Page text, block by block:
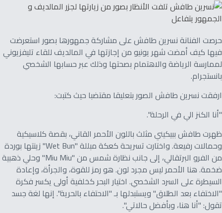
حرصت الفنانة نسرين طافش على مشاركة جمهورها بصور استعرضت
فيها كيف أمضت شهر يونيو من إجازتها في المالديف للقاء تليفزيوني
لممارسة الرياضة والاهتمام بصحتها وذلك عبر حسابها الشخصي
بانستجرام.
ارفقت نسرين طافش الصور بتعليقا مقتضبا حيث كتبت:
"أنا الكنز الي في الرحلة".
ظهرت طافش ببيكيني مثلث باللون الأحمر القاني، بقصة كلاسيكية
وحمالات رفيعة. واختارت تسريحة كعكة مبللة "Wet Bun" زينتها بوردة
من الفرو البرتقالي، إلى جانب نظارة شمس من "Miu Miu" وحلي ذهبية
ضخمة. هنا الأحمر ليس مجرد لون. هو رمز للقوة، والجرأة، وإعادة
السيطرة على السرد الشخصي. اختيار البحر كخلفية أولى يكسر فكرة
"الاختفاء بعد الطلاق" ويستبدلها بـ "الاحتفاء بالحرية". إنها لغة جسد
تقول: "أنا هنا، وبأفضل حالاتي".